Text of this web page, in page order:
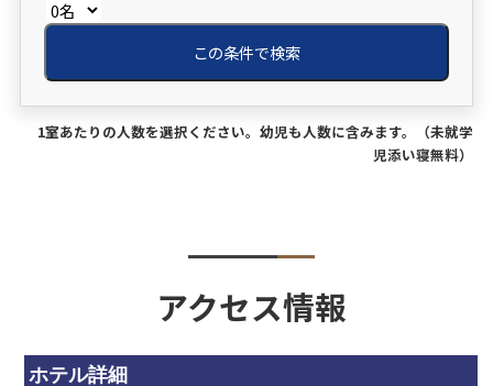
この条件で検索
1室あたりの人数を選択ください。幼児も人数に含みます。（未就学
児添い寝無料）
アクセス情報